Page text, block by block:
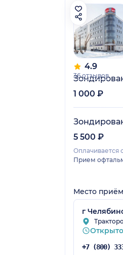
4.9
36 отзывов
1 000 ₽
5 500 ₽
Оплачивается
Прием
Место
г